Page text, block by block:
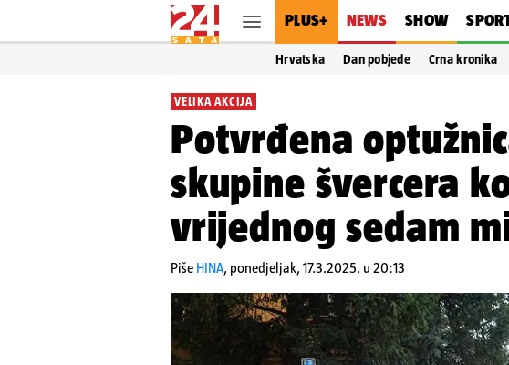
PLUS+ NEWS SHOW
Hrvatska Dan pobjede Crna kronika
VELIKA AKCIJA
Potvrđena
skupine švercera
vrijednog sedam
Piše HINA, ponedjeljak, 17.3.2025. u 20:13